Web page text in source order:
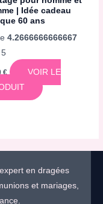
| Idée cadeau
60 ans
4.2666666666667
€
VOIR LE
en dragées
et mariages,